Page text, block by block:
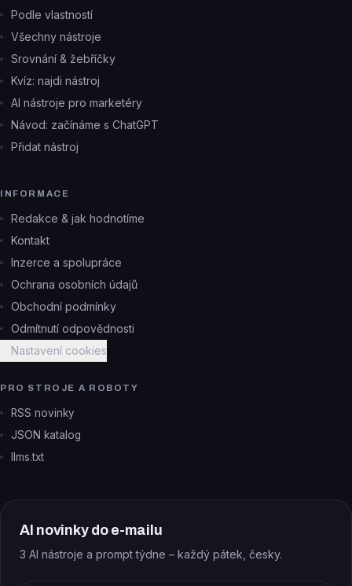
Podle vlastností
Všechny nástroje
Srovnání & žebříčky
Kvíz: najdi nástroj
AI nástroje pro marketéry
Návod: začínáme s ChatGPT
Přidat nástroj
INFORMACE
Redakce & jak hodnotíme
Kontakt
Inzerce a spolupráce
Ochrana osobních údajů
Obchodní podmínky
Odmítnutí odpovědnosti
Nastavení cookies
PRO STROJE A ROBOTY
RSS novinky
JSON katalog
llms.txt
AI novinky do e-mailu
3 AI nástroje a prompt týdne – každý pátek, česky.